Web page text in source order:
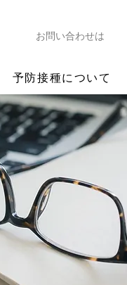
お問い合わせは
予防接種について